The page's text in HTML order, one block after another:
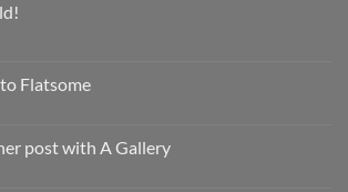
Flatsome
post with A Gallery